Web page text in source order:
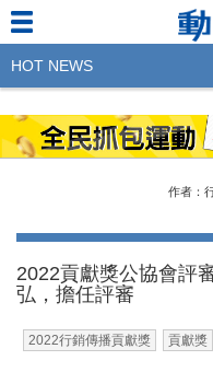
作者：
2022貢獻獎公協會評
弘，擔任評審
2022行銷傳播貢獻獎 貢獻獎
HOT NEWS
2023行銷傳播傑出貢
更創新及具影響力
2022行銷傳播傑出
銷傳播人共襄盛舉！
Excellence Agency&
LINE 推出「AI 肖像
感美照
2023台灣民生快消品